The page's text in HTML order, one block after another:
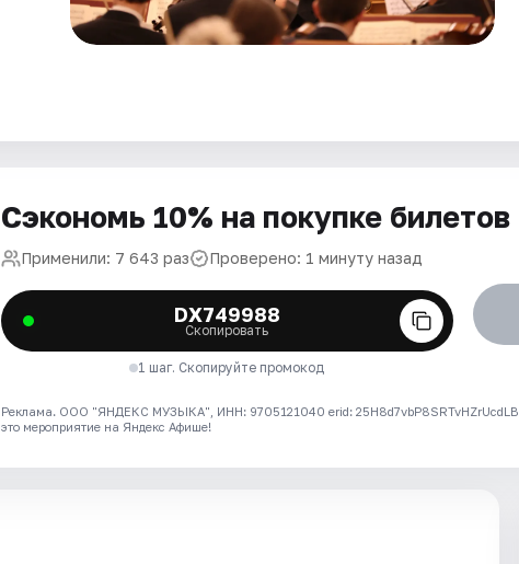
Сэкономь 10% на покупке билетов
Применили: 7 643 раз Проверено: 1 минуту назад
DX749988
Скопировать
1 шаг. Скопируйте промокод
Реклама. ООО "ЯНДЕКС МУЗЫКА", ИНН: 9705121040 erid: 25H8d7vbP8SRTvHZrUcdLB
это мероприятие на Яндекс Афише!